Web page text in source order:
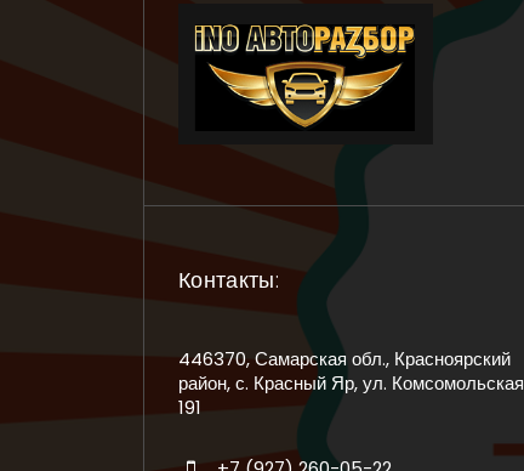
Контакты:
446370, Самарская обл., Красноярский
район, с. Красный Яр, ул. Комсомольская
191